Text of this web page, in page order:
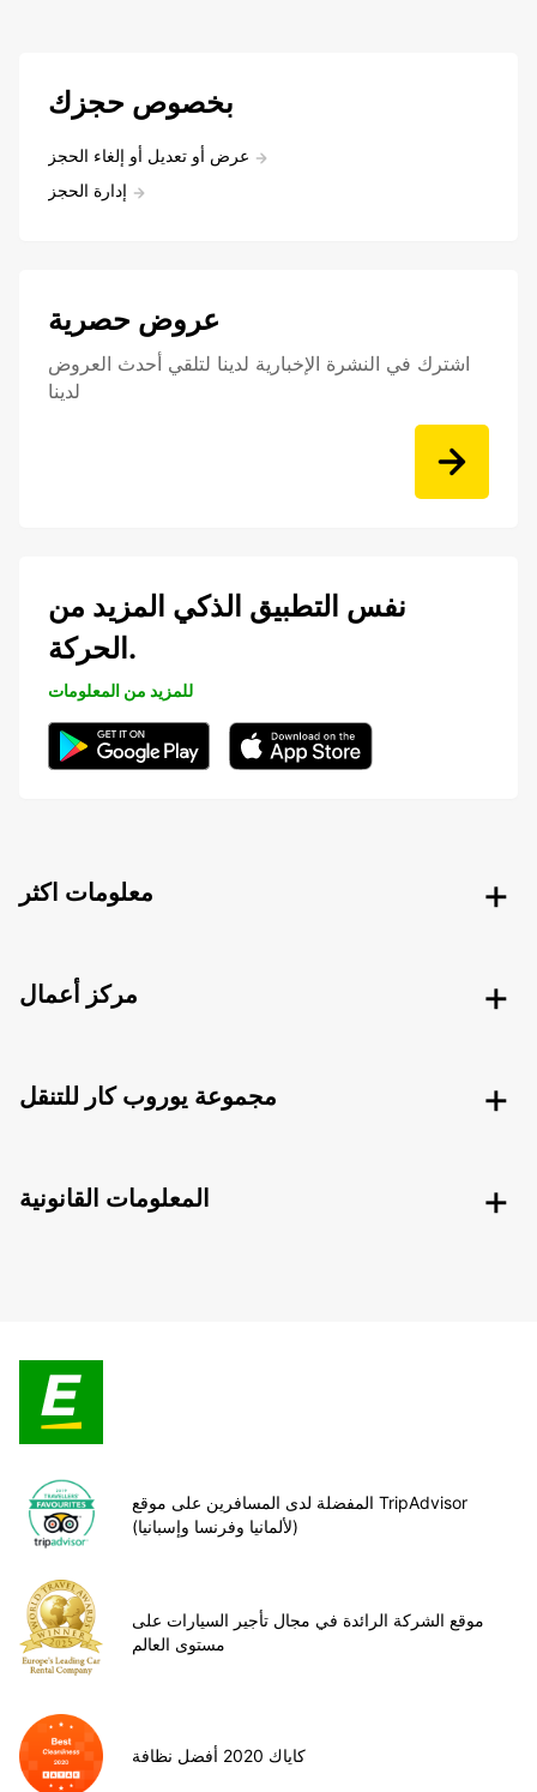
بخصوص حجزك
عرض أو تعديل أو إلغاء الحجز
إدارة الحجز
عروض حصرية
اشترك في النشرة الإخبارية لدينا لتلقي أحدث العروض
لدينا
نفس التطبيق الذكي المزيد من
الحركة.
للمزيد من المعلومات
معلومات اكثر
مركز أعمال
مجموعة يوروب كار للتنقل
المعلومات القانونية
المفضلة لدى المسافرين على موقع TripAdvisor
(لألمانيا وفرنسا وإسبانيا)
موقع الشركة الرائدة في مجال تأجير السيارات على
مستوى العالم
كاياك 2020 أفضل نظافة